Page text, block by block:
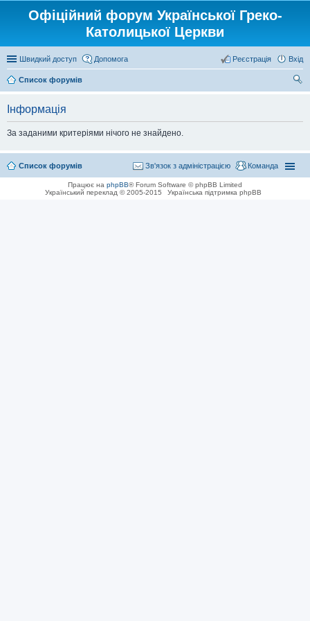
Офіційний форум Української Греко-
Католицької Церкви
Швидкий доступ Допомога Вхід
Реєстрація
Список форумів
Інформація
За заданими критеріями нічого не знайдено.
Список форумів Команда
Зв'язок з адміністрацією
Працює на phpBB® Forum Software © phpBB Limited
Український переклад © 2005-2015
Українська підтримка phpBB